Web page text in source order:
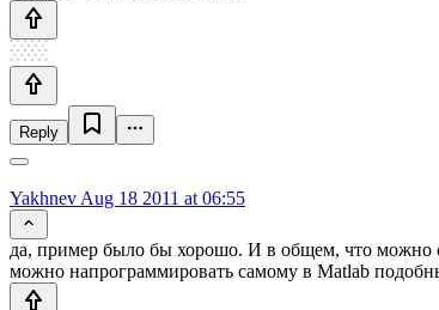
Reply
Yakhnev Aug 18 2011 at 06:55
да, пример было бы хорошо. И в общем, что можно
можно напрограммировать самому в Matlab